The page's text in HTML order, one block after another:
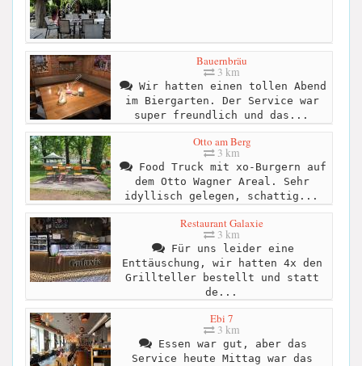
Bauernbräu
3 km
Wir hatten einen tollen Abend
im Biergarten. Der Service war
super freundlich und das...
Otto am Berg
3 km
Food Truck mit xo-Burgern auf
dem Otto Wagner Areal. Sehr
idyllisch gelegen, schattig...
Restaurant Galaxie
3 km
Für uns leider eine
Enttäuschung, wir hatten 4x den
Grillteller bestellt und statt
de...
Ebi 7
3 km
Essen war gut, aber das
Service heute Mittag war das